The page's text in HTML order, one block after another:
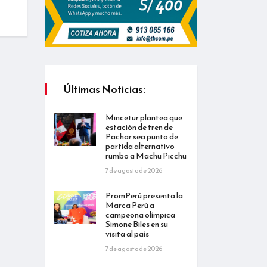
Últimas Noticias:
Mincetur plantea que
estación de tren de
Pachar sea punto de
partida alternativo
rumbo a Machu Picchu
7 de agosto de 2026
PromPerú presenta la
Marca Perú a
campeona olímpica
Simone Biles en su
visita al país
7 de agosto de 2026